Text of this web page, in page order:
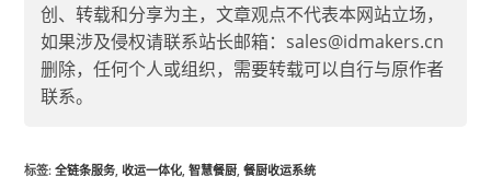
创、转载和分享为主，文章观点不代表本网站立场，
如果涉及侵权请联系站长邮箱：sales@idmakers.cn
删除，任何个人或组织，需要转载可以自行与原作者
联系。
标签:全链条服务 收运一体化 智慧餐厨 餐厨收运系统